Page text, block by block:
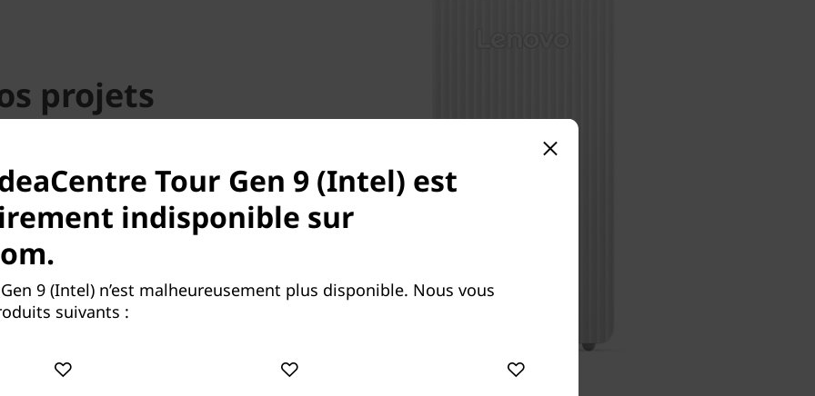
projets
Tower Gen 9 (8 L),
dites oui à une
Core™ garantit des
multitâche pour que vous
très facilement
d’une expérience
Intel® UHD.
Tour Gen 9 (Intel) est
indisponible sur
9 (Intel) n’est malheureusement plus disponible. Nous vous
suivants :